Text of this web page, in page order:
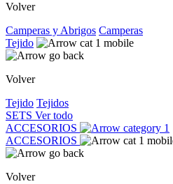
Volver
Camperas y Abrigos Camperas
Tejido
Volver
Tejido Tejidos
SETS Ver todo
ACCESORIOS
ACCESORIOS
Volver